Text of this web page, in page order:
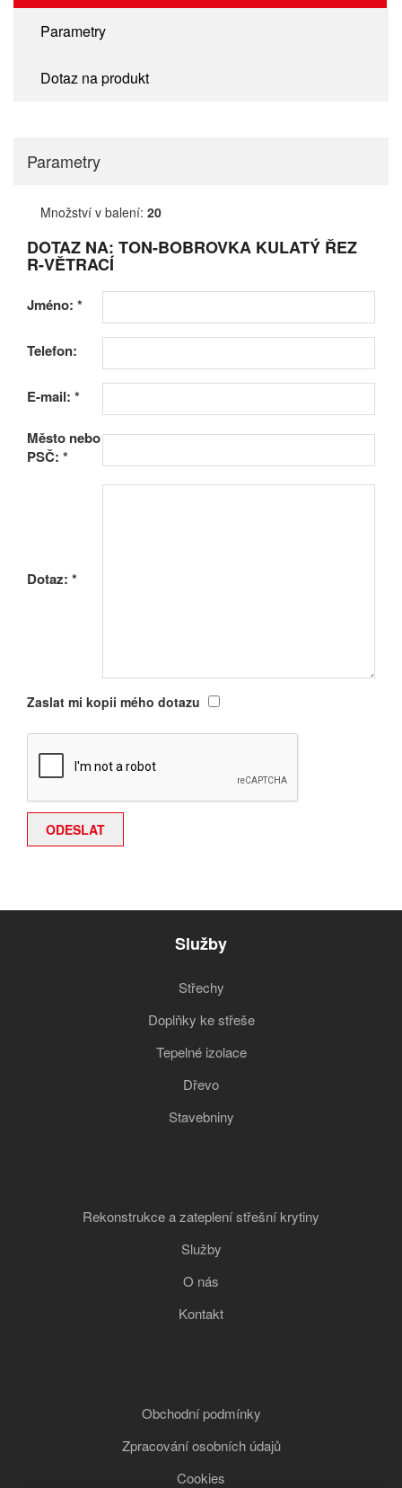
Parametry
Dotaz na produkt
Parametry
Množství v balení: 20
DOTAZ NA: TON-BOBROVKA KULATÝ ŘEZ
R-VĚTRACÍ
Jméno: *
Telefon:
E-mail: *
Město nebo
PSČ: *
Dotaz: *
Zaslat mi kopii mého dotazu
Služby
Střechy
Doplňky ke střeše
Tepelné izolace
Dřevo
Stavebniny
Rekonstrukce a zateplení střešní krytiny
Služby
O nás
Kontakt
Obchodní podmínky
Zpracování osobních údajů
Cookies